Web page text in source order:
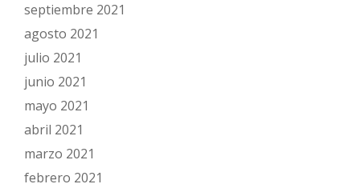
septiembre 2021
agosto 2021
julio 2021
junio 2021
mayo 2021
abril 2021
marzo 2021
febrero 2021